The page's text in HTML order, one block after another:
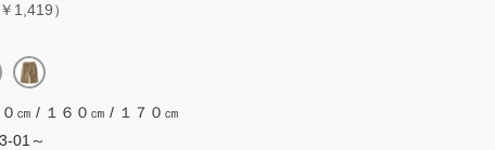
1,419）
㎝ / １６０㎝ / １７０㎝
01～